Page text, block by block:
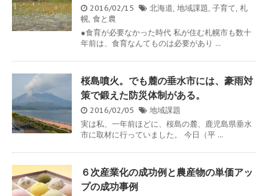
2016/02/15 北海道, 地域課題, 子育て, 札
幌, 食と農
●食育が必要なかった時代 私が住む札幌市も数十
年前は、食育なんてものは必要があり ...
桜島噴火。でも麓の垂水市には、豪雨対
策で鍛えた防災体制がある。
2016/02/05
地域課題
実は私、一年前ほどに、桜島の麓、鹿児島県垂水
市に取材に行っていました。 今日（平 ...
６次産業化の成功例と農産物の単価アッ
プの成功事例